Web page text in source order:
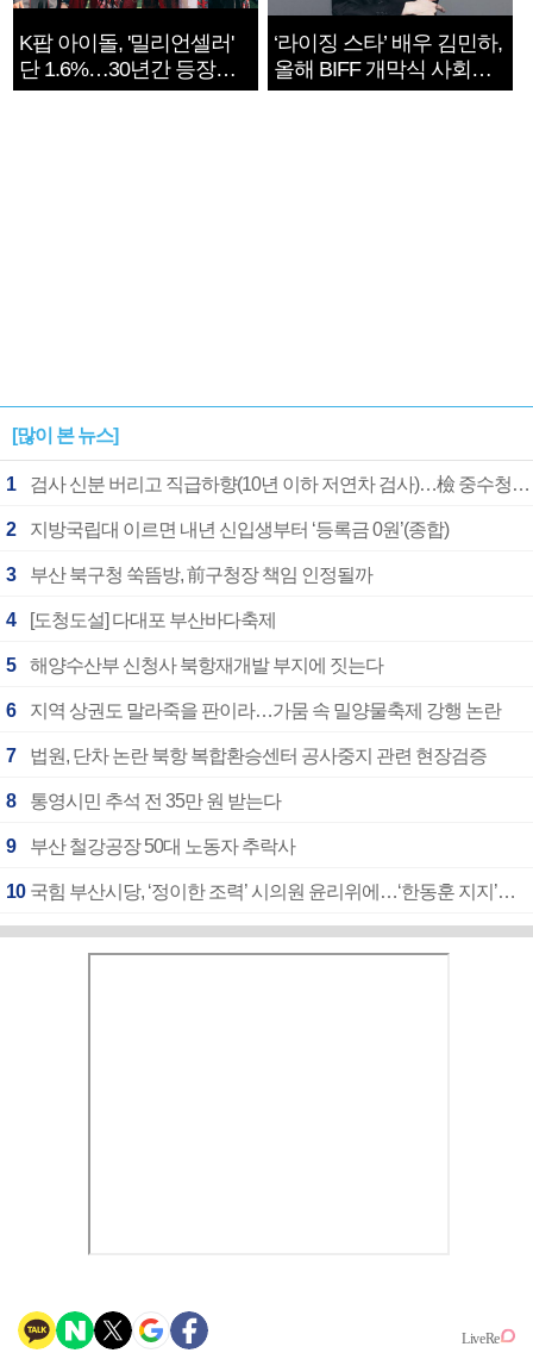
K팝 아이돌, '밀리언셀러'
단 1.6%…30년간 등장
1182개팀 전수조사
‘라이징 스타’ 배우 김민하,
올해 BIFF 개막식 사회자
확정
[많이 본 뉴스]
1 검사 신분 버리고 직급하향(10년 이하 저연차 검사)…檢 중수청행 기피
2 지방국립대 이르면 내년 신입생부터 ‘등록금 0원’(종합)
3 부산 북구청 쑥뜸방, 前구청장 책임 인정될까
4 [도청도설] 다대포 부산바다축제
5 해양수산부 신청사 북항재개발 부지에 짓는다
6 지역 상권도 말라죽을 판이라…가뭄 속 밀양물축제 강행 논란
7 법원, 단차 논란 북항 복합환승센터 공사중지 관련 현장검증
8 통영시민 추석 전 35만 원 받는다
9 부산 철강공장 50대 노동자 추락사
10 국힘 부산시당, ‘정이한 조력’ 시의원 윤리위에…‘한동훈 지지’도 신고접수